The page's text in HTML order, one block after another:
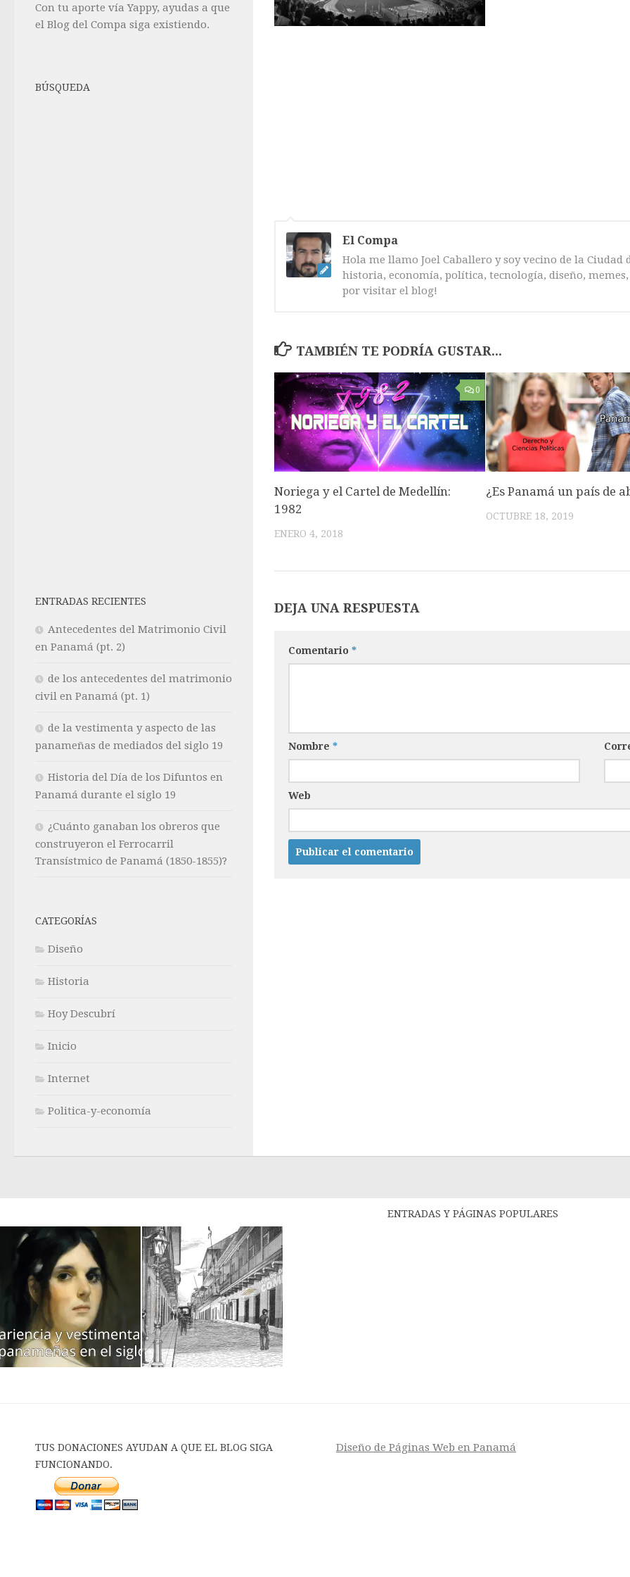
El Compa
Hola me llamo Joel Caballero y soy vecino de la
historia, economía, política, tecnología, diseño,
por visitar el blog!
TAMBIÉN TE PODRÍA GUSTAR...
0
Noriega y el Cartel de Medellín:
1982
ENERO 4, 2018
¿Es Panamá un país de
OCTUBRE 18, 2019
DEJA UNA RESPUESTA
Comentario *
Nombre *
Web
Con tu aporte vía Yappy, ayudas a que
el Blog del Compa siga existiendo.
BÚSQUEDA
ENTRADAS RECIENTES
Antecedentes del Matrimonio Civil
en Panamá (pt. 2)
de los antecedentes del matrimonio
civil en Panamá (pt. 1)
de la vestimenta y aspecto de las
panameñas de mediados del siglo 19
Historia del Día de los Difuntos en
Panamá durante el siglo 19
¿Cuánto ganaban los obreros que
construyeron el Ferrocarril
Transístmico de Panamá (1850-1855)?
CATEGORÍAS
Diseño
Historia
Hoy Descubrí
Inicio
Internet
Politica-y-economía
ENTRADAS Y PÁGINAS POPULARES
TUS DONACIONES AYUDAN A QUE EL BLOG SIGA
FUNCIONANDO.
Diseño de Páginas Web en Panamá